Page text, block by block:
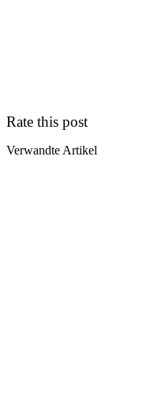
Rate this post
Verwandte Artikel